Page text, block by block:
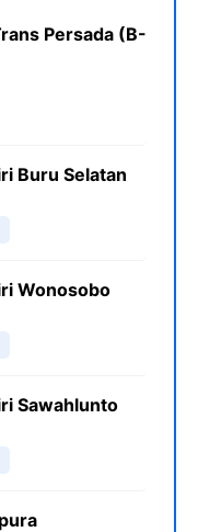
Persada (B-
Buru Selatan
Wonosobo
Sawahlunto